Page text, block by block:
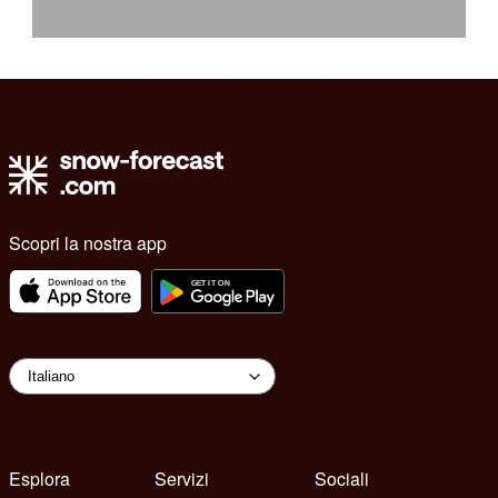
Scopri la nostra app
Esplora Servizi Sociali